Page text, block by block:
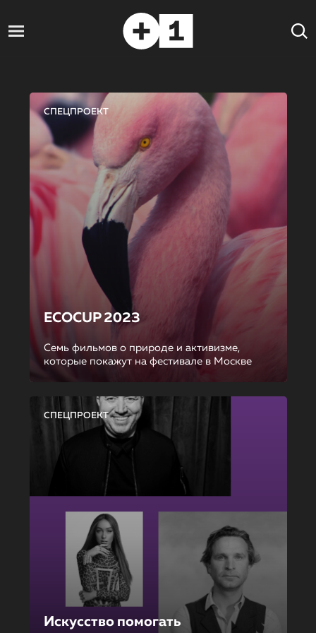
СПЕЦПРОЕКТ
ECOCUP 2023
Семь фильмов о природе и активизме,
которые покажут на фестивале в Москве
СПЕЦПРОЕКТ
Искусство помогать